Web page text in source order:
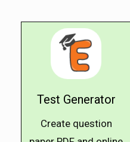
Test Generator
Create question